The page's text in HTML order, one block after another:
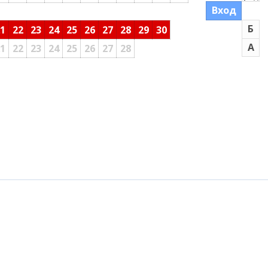
22 23 24 25 26 27 28 29 30
22 23 24 25 26 27 28
Вход
Б
А